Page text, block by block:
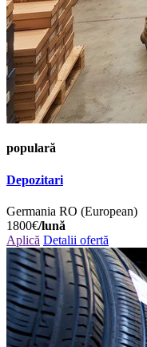
populară
Depozitari
Germania RO (European)
1800€/lună
Aplică Detalii ofertă